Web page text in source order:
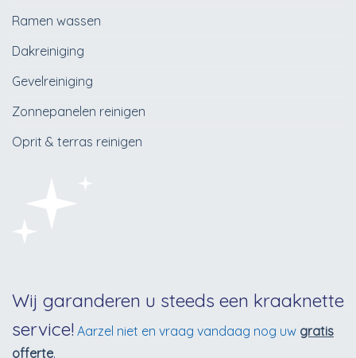
Ramen wassen
Dakreiniging
Gevelreiniging
Zonnepanelen reinigen
Oprit & terras reinigen
Wij garanderen u steeds een kraaknette
service! Aarzel niet en vraag vandaag nog uw gratis
offerte.